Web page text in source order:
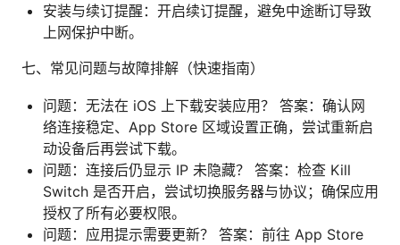
安装与续订提醒：开启续订提醒，避免中途断订导致
上网保护中断。
七、常见问题与故障排解（快速指南）
问题：无法在 iOS 上下载安装应用？ 答案：确认网
络连接稳定、App Store 区域设置正确，尝试重新启
动设备后再尝试下载。
问题：连接后仍显示 IP 未隐藏？ 答案：检查 Kill
Switch 是否开启，尝试切换服务器与协议；确保应用
授权了所有必要权限。
问题：应用提示需要更新？ 答案：前往 App Store